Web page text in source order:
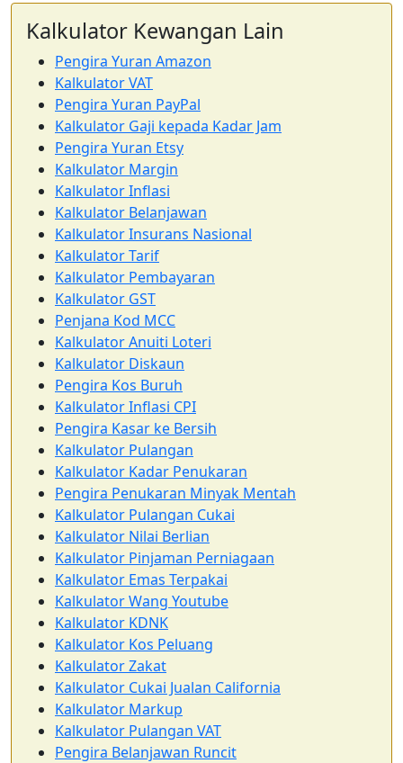
Kalkulator Kewangan Lain
Pengira Yuran Amazon
Kalkulator VAT
Pengira Yuran PayPal
Kalkulator Gaji kepada Kadar Jam
Pengira Yuran Etsy
Kalkulator Margin
Kalkulator Inflasi
Kalkulator Belanjawan
Kalkulator Insurans Nasional
Kalkulator Tarif
Kalkulator Pembayaran
Kalkulator GST
Penjana Kod MCC
Kalkulator Anuiti Loteri
Kalkulator Diskaun
Pengira Kos Buruh
Kalkulator Inflasi CPI
Pengira Kasar ke Bersih
Kalkulator Pulangan
Kalkulator Kadar Penukaran
Pengira Penukaran Minyak Mentah
Kalkulator Pulangan Cukai
Kalkulator Nilai Berlian
Kalkulator Pinjaman Perniagaan
Kalkulator Emas Terpakai
Kalkulator Wang Youtube
Kalkulator KDNK
Kalkulator Kos Peluang
Kalkulator Zakat
Kalkulator Cukai Jualan California
Kalkulator Markup
Kalkulator Pulangan VAT
Pengira Belanjawan Runcit